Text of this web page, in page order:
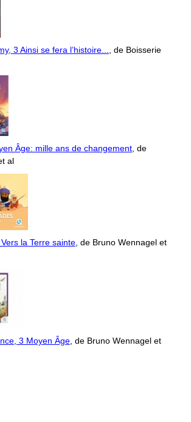
3 Ainsi se fera l’histoire...
, de Boisserie
Âge: mille ans de changement , de
al
la Terre sainte , de Bruno Wennagel et
3 Moyen Âge , de Bruno Wennagel et